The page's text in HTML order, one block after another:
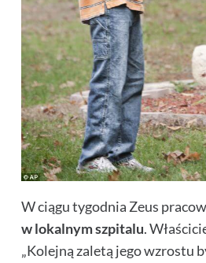
W ciągu tygodnia Zeus
w lokalnym szpitalu.
„Kolejną zaletą jego wzrostu